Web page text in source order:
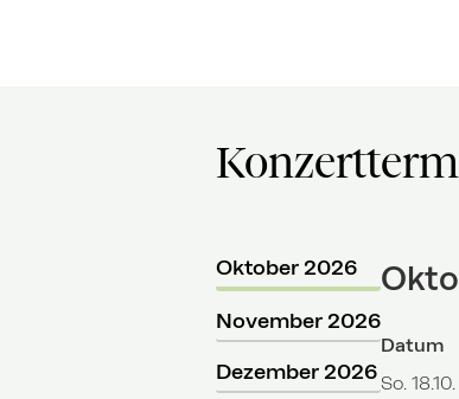
Oktober 2026
November 2026
Dezember 2026
Datum
So. 18.10.